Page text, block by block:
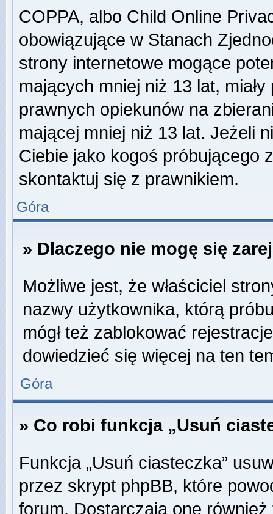
COPPA, albo Child Online
obowiązujące w Stanach
strony internetowe mogące
mających mniej niż 13 lat,
prawnych opiekunów na
mającej mniej niż 13 lat. Jeżeli
Ciebie jako kogoś próbującego
skontaktuj się z prawnikiem.
Góra
» Dlaczego nie mogę się
Możliwe jest, że właściciel
nazwy użytkownika, którą
mógł też zablokować
dowiedzieć się więcej na ten
Góra
» Co robi funkcja „Usuń
Funkcja „Usuń ciasteczka”
przez skrypt phpBB, które
forum. Dostarczają one